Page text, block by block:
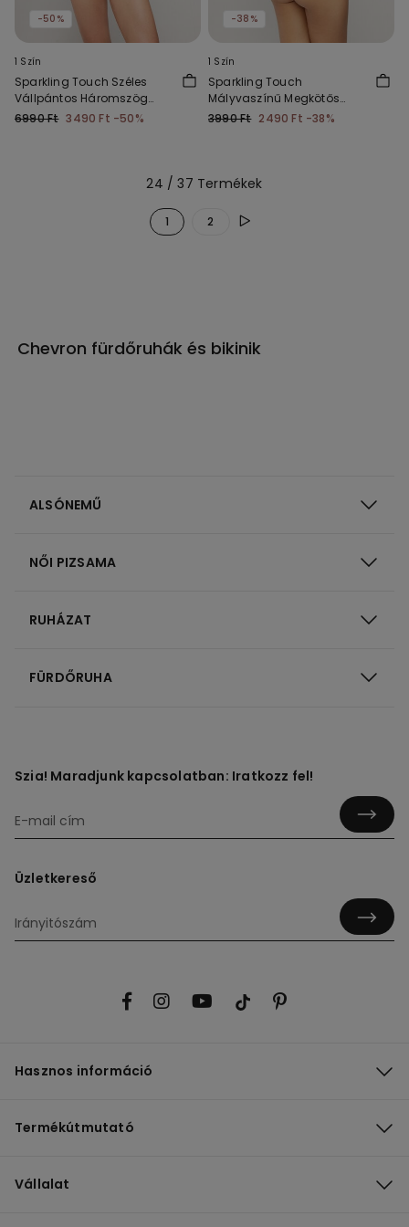
-50%
1 Szín
Sparkling Touch Széles
Vállpántos Háromszög
Bikini Felső
6990 Ft 3490 Ft -50%
-38%
1 Szín
Sparkling Touch
Mályvaszínű Megkötős
Brazil Bikini Alsó
3990 Ft 2490 Ft -38%
24 / 37 Termékek
1 2
Chevron fürdőruhák és bikinik
ALSÓNEMŰ
NŐI PIZSAMA
RUHÁZAT
FÜRDŐRUHA
Szia! Maradjunk kapcsolatban: Iratkozz fel!
Üzletkereső
Hasznos információ
Termékútmutató
Vállalat